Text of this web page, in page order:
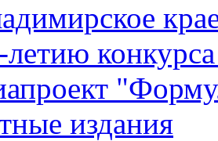
летию
издания